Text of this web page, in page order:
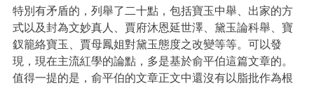
特別有矛盾的，列舉了二十點，包括寶玉中舉、出家的方
式以及封為文妙真人、賈府沐恩延世澤、黛玉論科舉、寶
釵籠絡寶玉、賈母鳳姐對黛玉態度之改變等等。可以發
現，現在主流紅學的論點，多是基於俞平伯這篇文章的。
值得一提的是，俞平伯的文章正文中還沒有以脂批作為根